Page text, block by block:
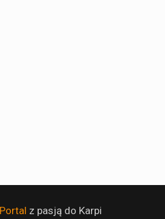
Portal z pasją do Karpi